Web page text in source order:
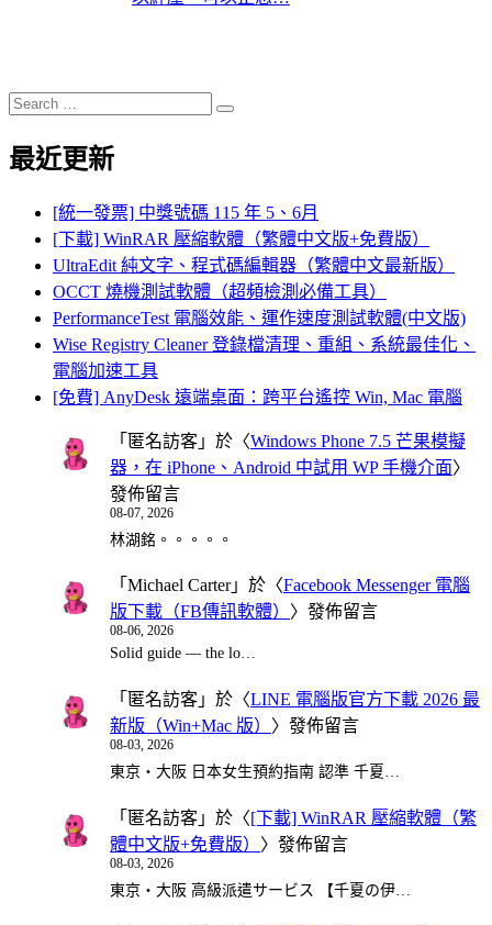
Search
for:
Search
最近更新
[統一發票] 中獎號碼 115 年 5、6月
[下載] WinRAR 壓縮軟體（繁體中文版+免費版）
UltraEdit 純文字、程式碼編輯器（繁體中文最新版）
OCCT 燒機測試軟體（超頻檢測必備工具）
PerformanceTest 電腦效能、運作速度測試軟體(中文版)
Wise Registry Cleaner 登錄檔清理、重組、系統最佳化、
電腦加速工具
[免費] AnyDesk 遠端桌面：跨平台遙控 Win, Mac 電腦
「 匿名訪客 」於〈Windows Phone 7.5 芒果模擬
器，在 iPhone、Android 中試用 WP 手機介面〉
發佈留言
08-07, 2026
林湖銘。。。。。
「 Michael Carter」於〈Facebook Messenger 電腦
版下載（FB傳訊軟體） 〉發佈留言
08-06, 2026
Solid guide — the lo…
「 匿名訪客 」於〈LINE 電腦版官方下載 2026 最
新版（Win+Mac 版） 〉發佈留言
08-03, 2026
東京・大阪 日本女生預約指南 認準 千夏…
「 匿名訪客 」於〈[下載] WinRAR 壓縮軟體（繁
體中文版+免費版） 〉發佈留言
08-03, 2026
東京・大阪 高級派遣サービス 【千夏の伊…